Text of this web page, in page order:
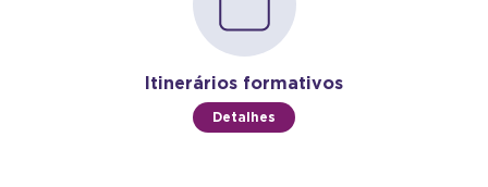
Itinerários formativos
Detalhes